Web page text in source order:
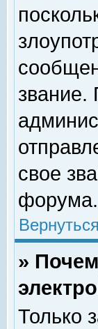
звание.
свое
форума.
»
Только